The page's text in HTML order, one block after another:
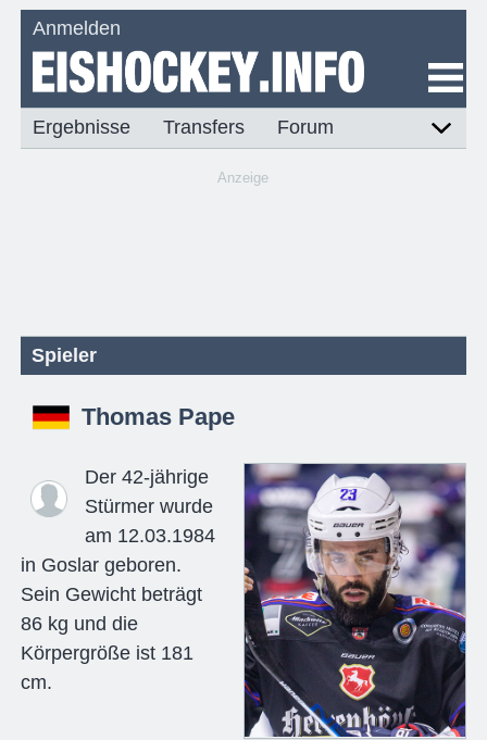
Anmelden
Ergebnisse Transfers Forum
Anzeige
Spieler
Thomas Pape
Der 42-jährige
Stürmer wurde
am 12.03.1984
in Goslar geboren.
Sein Gewicht beträgt
86 kg und die
Körpergröße ist 181
cm.